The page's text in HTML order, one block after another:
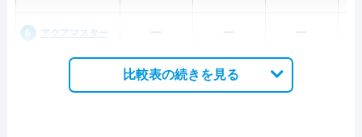
アクアマスター
比較表の続きを見る